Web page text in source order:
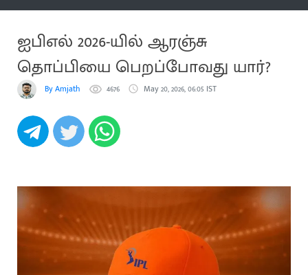
ஐபிஎல் 2026-யில் ஆரஞ்சு
தொப்பியை பெறப்போவது யார்?
By Amjath 4676 May 20, 2026, 06:05 IST